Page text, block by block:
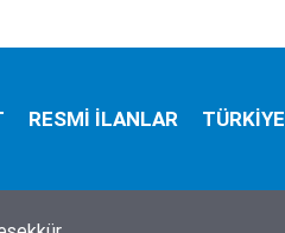
RESMİ İLANLAR TÜRKİYE